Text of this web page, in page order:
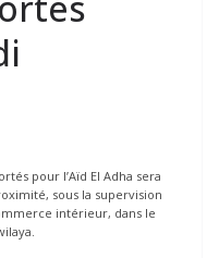
pour l’Aïd El Adha sera
sous la supervision
intérieur, dans le